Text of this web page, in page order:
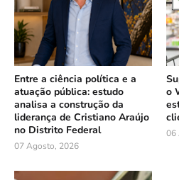
Entre a ciência política e a
atuação pública: estudo
analisa a construção da
liderança de Cristiano Araújo
no Distrito Federal
07 Agosto, 2026
o
06